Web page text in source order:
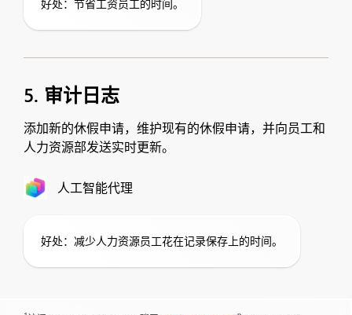
好处：节省工资员工的时间。
5. 审计日志
添加新的休假申请，维护现有的休假申请，并向员工和
人力资源部发送实时更新。
人工智能代理
好处：减少人力资源员工花在记录保存上的时间。